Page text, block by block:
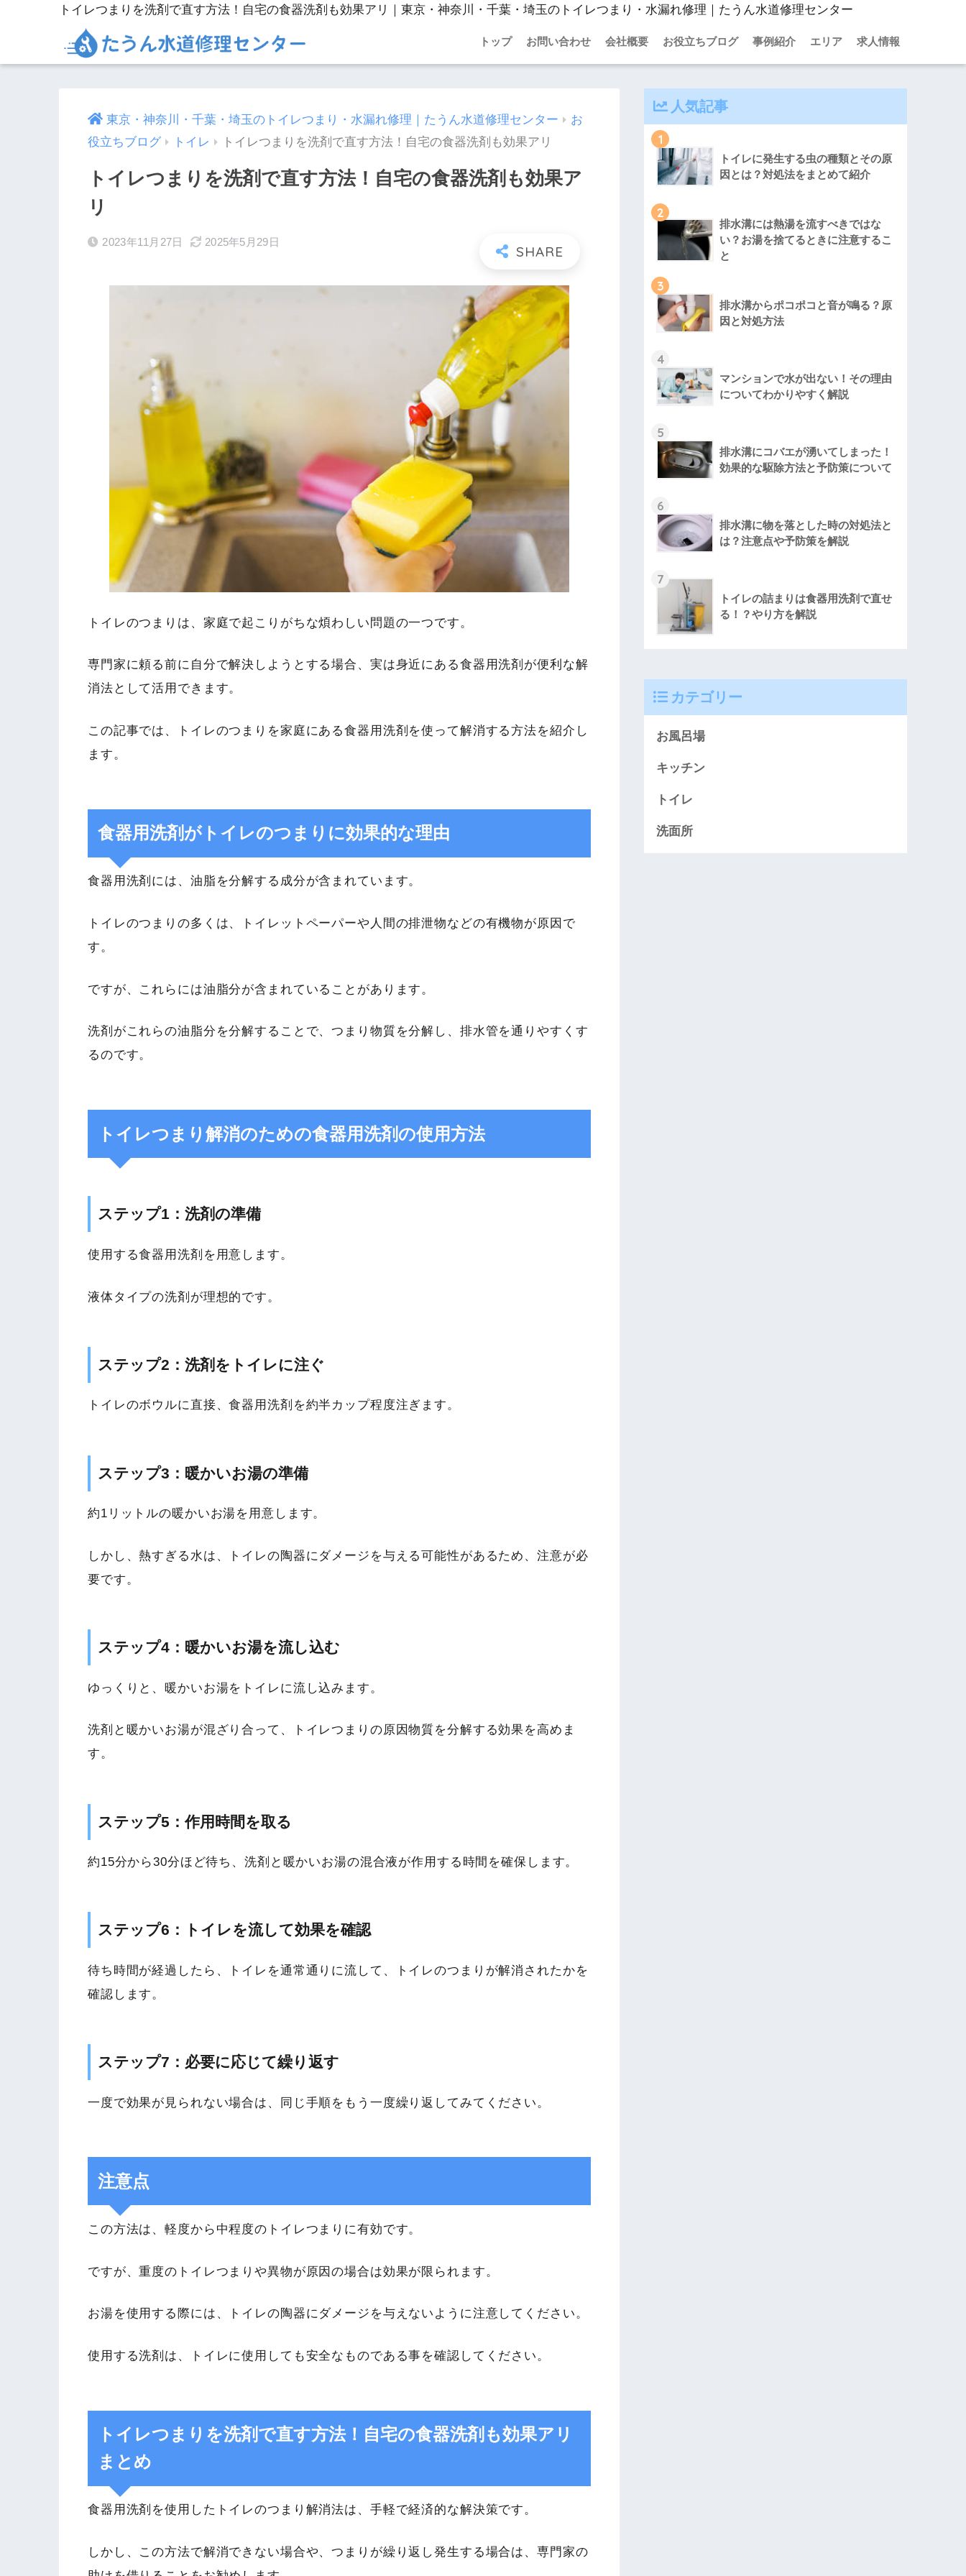
トイレつまりを洗剤で直す方法！自宅の食器洗剤も効果アリ｜東京・神奈川・千葉・埼玉のトイレつまり・水漏れ修理｜たうん水道修理センター
トップ お問い合わせ 会社概要 お役立ちブログ 事例紹介 エリア 求人情報
東京・神奈川・千葉・埼玉のトイレつまり・水漏れ修理｜たうん水道修理センター
お
役立ちブログ
トイレ トイレつまりを洗剤で直す方法！自宅の食器洗剤も効果アリ
トイレつまりを洗剤で直す方法！自宅の食器洗剤も効果ア
リ
2023年11月27日 2025年5月29日
トイレのつまりは、家庭で起こりがちな煩わしい問題の一つです。
専門家に頼る前に自分で解決しようとする場合、実は身近にある食器用洗剤が便利な解
消法として活用できます。
この記事では、トイレのつまりを家庭にある食器用洗剤を使って解消する方法を紹介し
ます。
食器用洗剤がトイレのつまりに効果的な理由
食器用洗剤には、油脂を分解する成分が含まれています。
トイレのつまりの多くは、トイレットペーパーや人間の排泄物などの有機物が原因で
す。
ですが、これらには油脂分が含まれていることがあります。
洗剤がこれらの油脂分を分解することで、つまり物質を分解し、排水管を通りやすくす
るのです。
トイレつまり解消のための食器用洗剤の使用方法
ステップ1：洗剤の準備
使用する食器用洗剤を用意します。
液体タイプの洗剤が理想的です。
ステップ2：洗剤をトイレに注ぐ
トイレのボウルに直接、食器用洗剤を約半カップ程度注ぎます。
ステップ3：暖かいお湯の準備
約1リットルの暖かいお湯を用意します。
しかし、熱すぎる水は、トイレの陶器にダメージを与える可能性があるため、注意が必
要です。
ステップ4：暖かいお湯を流し込む
ゆっくりと、暖かいお湯をトイレに流し込みます。
洗剤と暖かいお湯が混ざり合って、トイレつまりの原因物質を分解する効果を高めま
す。
ステップ5：作用時間を取る
約15分から30分ほど待ち、洗剤と暖かいお湯の混合液が作用する時間を確保します。
ステップ6：トイレを流して効果を確認
待ち時間が経過したら、トイレを通常通りに流して、トイレのつまりが解消されたかを
確認します。
ステップ7：必要に応じて繰り返す
一度で効果が見られない場合は、同じ手順をもう一度繰り返してみてください。
注意点
この方法は、軽度から中程度のトイレつまりに有効です。
ですが、重度のトイレつまりや異物が原因の場合は効果が限られます。
お湯を使用する際には、トイレの陶器にダメージを与えないように注意してください。
使用する洗剤は、トイレに使用しても安全なものである事を確認してください。
トイレつまりを洗剤で直す方法！自宅の食器洗剤も効果アリ
まとめ
食器用洗剤を使用したトイレのつまり解消法は、手軽で経済的な解決策です。
しかし、この方法で解消できない場合や、つまりが繰り返し発生する場合は、専門家の
人気記事
1
トイレに発生する虫の種類とその原
因とは？対処法をまとめて紹介
2
排水溝には熱湯を流すべきではな
い？お湯を捨てるときに注意するこ
と
3
排水溝からポコポコと音が鳴る？原
因と対処方法
4
マンションで水が出ない！その理由
についてわかりやすく解説
5
排水溝にコバエが湧いてしまった！
効果的な駆除方法と予防策について
6
排水溝に物を落とした時の対処法と
は？注意点や予防策を解説
7
トイレの詰まりは食器用洗剤で直せ
る！？やり方を解説
カテゴリー
お風呂場
キッチン
トイレ
洗面所